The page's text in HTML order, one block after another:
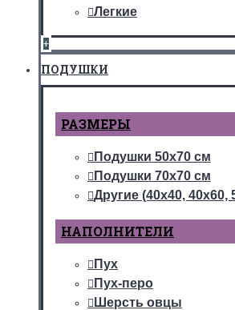
Легкие
+
ПОДУШКИ
РАЗМЕРЫ
Подушки 50х70 см
Подушки 70х70 см
Другие (40х40, 40х60,
НАПОЛНИТЕЛИ
Пух
Пух-перо
Шерсть овцы